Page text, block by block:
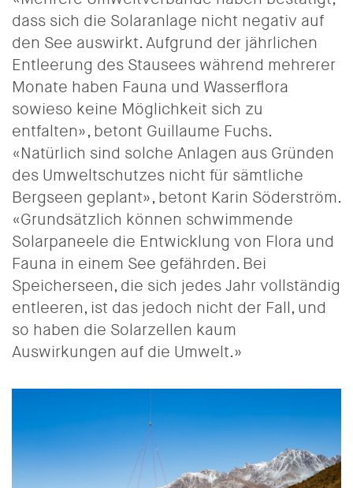
dass sich die Solaranlage nicht negativ auf
den See auswirkt. Aufgrund der jährlichen
Entleerung des Stausees während mehrerer
Monate haben Fauna und Wasserflora
sowieso keine Möglichkeit sich zu
entfalten», betont Guillaume Fuchs.
«Natürlich sind solche Anlagen aus Gründen
des Umweltschutzes nicht für sämtliche
Bergseen geplant», betont Karin Söderström.
«Grundsätzlich können schwimmende
Solarpaneele die Entwicklung von Flora und
Fauna in einem See gefährden. Bei
Speicherseen, die sich jedes Jahr vollständig
entleeren, ist das jedoch nicht der Fall, und
so haben die Solarzellen kaum
Auswirkungen auf die Umwelt.»